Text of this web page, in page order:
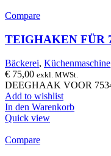
Compare
TEIGHAKEN FÜR
Bäckerei, Küchenmaschine
€ 75,00 exkl. MWSt.
DEEGHAAK VOOR
Add to wishlist
In den Warenkorb
Quick view
Compare